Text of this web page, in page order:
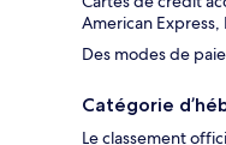
American
Des modes de
Catégorie
Le classement